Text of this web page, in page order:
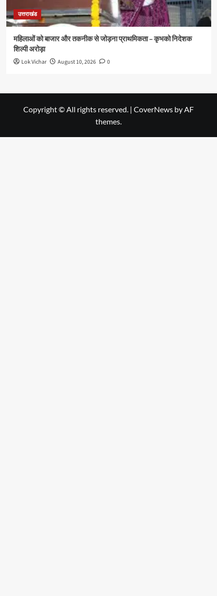
उत्तराखंड
महिलाओं को बाजार और तकनीक से जोड़ना प्राथमिकता – कृभको निदेशक
शिल्पी अरोड़ा
Lok Vichar August 10, 2026 0
Copyright © All rights reserved. | CoverNews by AF
themes.